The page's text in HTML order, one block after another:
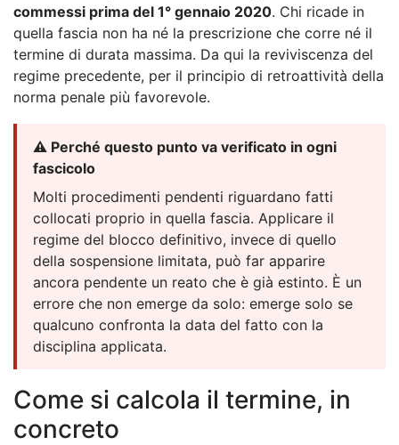
commessi prima del 1° gennaio 2020. Chi ricade in
quella fascia non ha né la prescrizione che corre né il
termine di durata massima. Da qui la reviviscenza del
regime precedente, per il principio di retroattività della
norma penale più favorevole.
⚠️ Perché questo punto va verificato in ogni
fascicolo
Molti procedimenti pendenti riguardano fatti
collocati proprio in quella fascia. Applicare il
regime del blocco definitivo, invece di quello
della sospensione limitata, può far apparire
ancora pendente un reato che è già estinto. È un
errore che non emerge da solo: emerge solo se
qualcuno confronta la data del fatto con la
disciplina applicata.
Come si calcola il termine, in
concreto